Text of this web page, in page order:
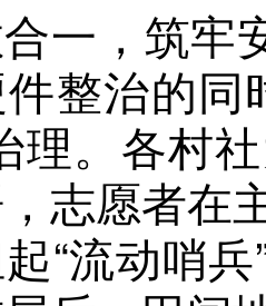
一，筑牢
整治的同
理。各村
志愿者在
“流动哨